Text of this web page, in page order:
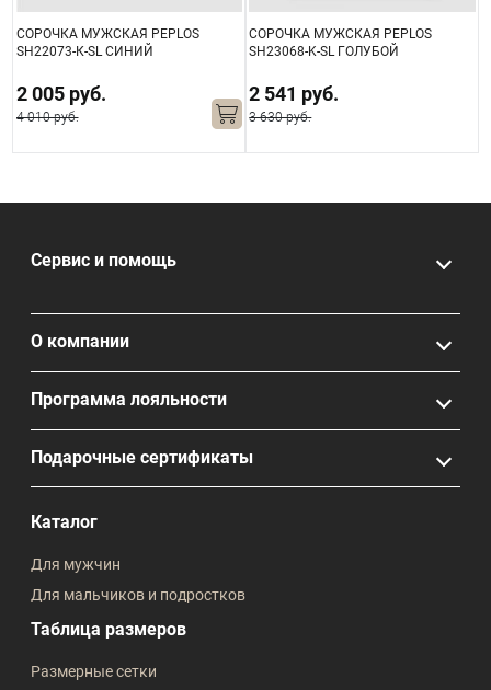
СОРОЧКА МУЖСКАЯ PEPLOS
SH22073-К-SL СИНИЙ
2 005 руб.
4 010 руб.
СОРОЧКА МУЖСКАЯ PEPLOS
SH23068-K-SL ГОЛУБОЙ
2 541 руб.
3 630 руб.
Сервис и помощь
О компании
Программа лояльности
Подарочные сертификаты
Каталог
Для мужчин
Для мальчиков и подростков
Таблица размеров
Размерные сетки